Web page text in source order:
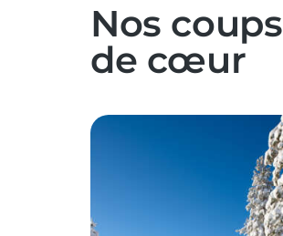
Nos coups
de cœur